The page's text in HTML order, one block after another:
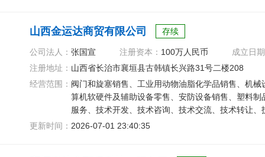
山西金运达商贸有限公司 存续
公司法人： 张国宣 注册资本： 100万人民币
成立日
注册地址： 山西省长治市襄垣县古韩镇长兴路31号二楼208
经营范围： 阀门和旋塞销售、工业用动物油脂化学品销售、机
算机软硬件及辅助设备零售、安防设备销售、塑料
服务、技术开发、技术咨询、技术交流、技术转让
更新时间： 2026-07-01 23:40:35